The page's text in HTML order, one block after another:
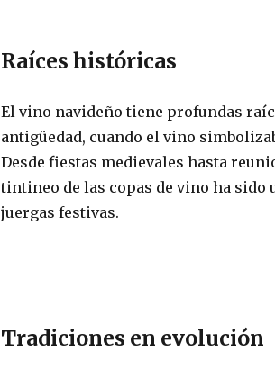
Raíces históricas
El vino navideño tiene profundas
antigüedad, cuando el vino
Desde fiestas medievales hasta
tintineo de las copas de vino ha sido
juergas festivas.
Tradiciones en evolución